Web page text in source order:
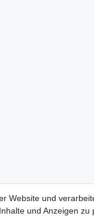
Website und
und Anzeigen